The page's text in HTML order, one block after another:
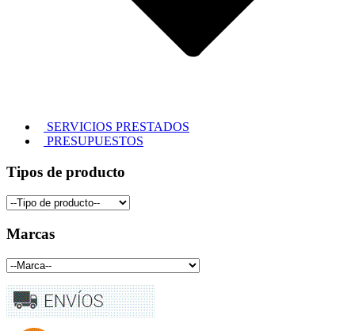
SERVICIOS PRESTADOS
PRESUPUESTOS
Tipos de producto
Marcas